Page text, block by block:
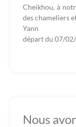
Cheikhou, à
des chameliers
Yann
départ du 07/
Nous